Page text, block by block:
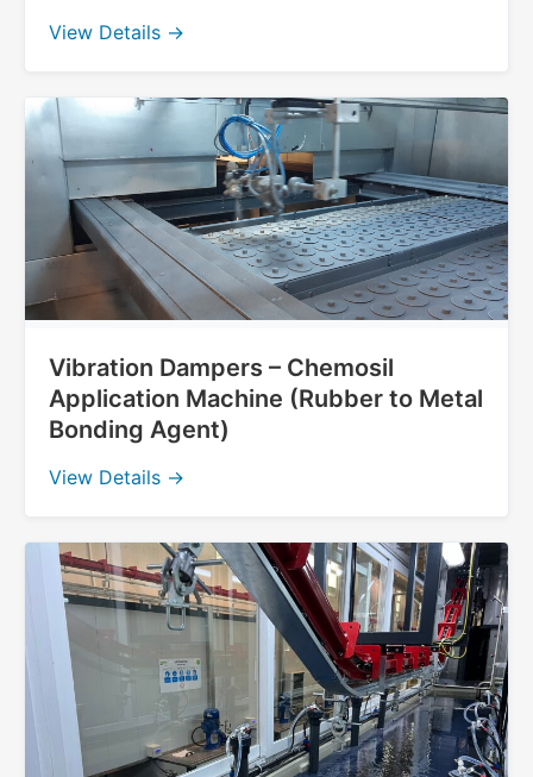
View Details →
Vibration Dampers – Chemosil
Application Machine (Rubber to Metal
Bonding Agent)
View Details →